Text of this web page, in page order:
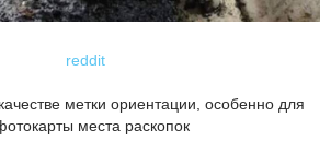
reddit
метки ориентации, особенно для
места раскопок